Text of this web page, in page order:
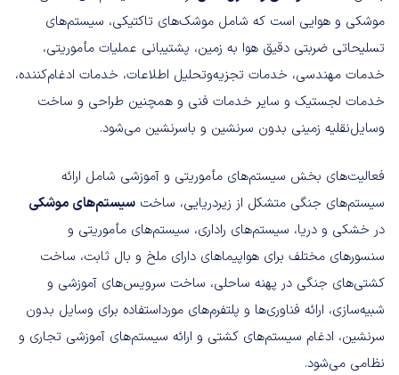
موشکی و هوایی است که شامل موشک‌های تاکتیکی، سیستم‌های
تسلیحاتی ضربتی دقیق هوا به زمین، پشتیبانی عملیات مأموریتی،
خدمات مهندسی، خدمات تجزیه‌وتحلیل اطلاعات، خدمات ادغام‌کننده،
خدمات لجستیک و سایر خدمات فنی و همچنین طراحی و ساخت
وسایل‌نقلیه زمینی بدون سرنشین و باسرنشین می‌شود.
فعالیت‌های بخش سیستم‌های مأموریتی و آموزشی شامل ارائه
سیستم‌های جنگی متشکل از زیردریایی، ساخت سیستم‌های موشکی
در خشکی و دریا، سیستم‌های راداری، سیستم‌های مأموریتی و
سنسورهای مختلف برای هواپیماهای دارای ملخ و بال ثابت، ساخت
کشتی‌های جنگی در پهنه ساحلی، ساخت سرویس‌های آموزشی و
شبیه‌سازی، ارائه فناوری‌ها و پلتفرم‌های مورداستفاده برای وسایل بدون
سرنشین، ادغام سیستم‌های کشتی و ارائه سیستم‌های آموزشی تجاری و
نظامی می‌شود.